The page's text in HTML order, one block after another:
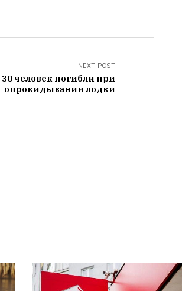
NEXT POST
человек погибли при
опрокидывании лодки